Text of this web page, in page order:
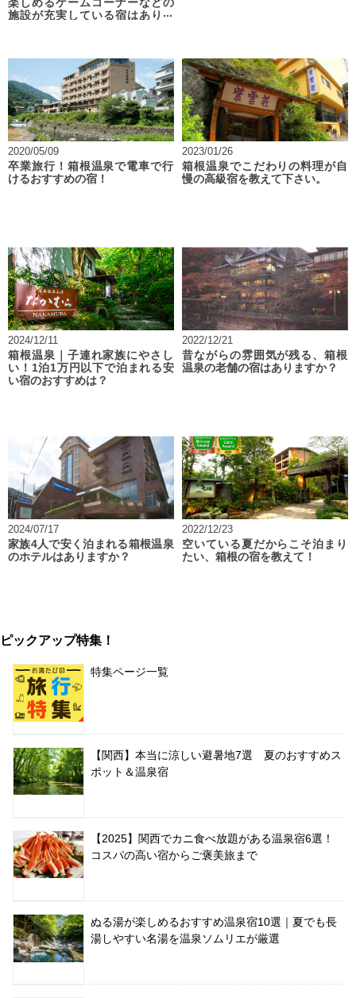
楽しめるゲームコーナーなどの
施設が充実している宿はありま
2020/05/09
卒業旅行！箱根温泉で電車で行
けるおすすめの宿！
2023/01/26
箱根温泉でこだわりの料理が自
慢の高級宿を教えて下さい。
2024/12/11
箱根温泉｜子連れ家族にやさし
い！1泊1万円以下で泊まれる安
い宿のおすすめは？
2022/12/21
昔ながらの雰囲気が残る、箱根
温泉の老舗の宿はありますか？
2024/07/17
家族4人で安く泊まれる箱根温泉
のホテルはありますか？
2022/12/23
空いている夏だからこそ泊まり
たい、箱根の宿を教えて！
ピックアップ特集！
特集ページ一覧
【関西】本当に涼しい避暑地7選 夏のおすすめス
ポット＆温泉宿
【2025】関西でカニ食べ放題がある温泉宿6選！
コスパの高い宿からご褒美旅まで
ぬる湯が楽しめるおすすめ温泉宿10選｜夏でも長
湯しやすい名湯を温泉ソムリエが厳選